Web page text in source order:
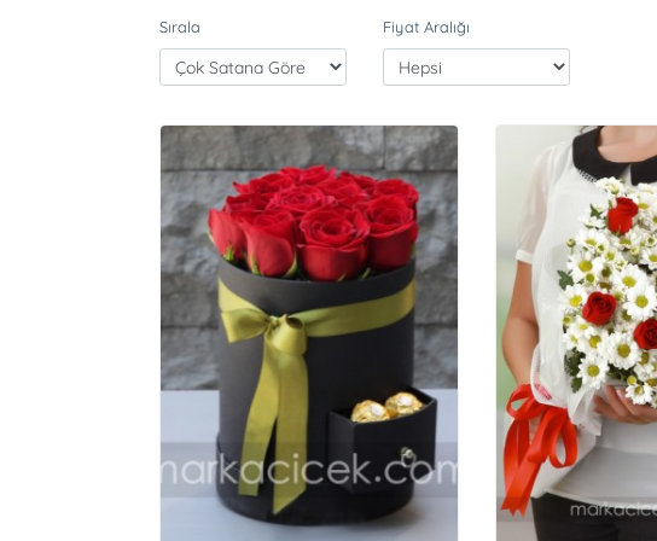
Sırala Fiyat Aralığı